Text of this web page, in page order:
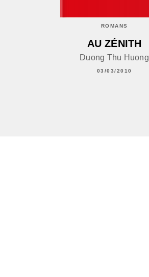
ROMANS
AU ZÉNITH
Duong Thu Huong
03/03/2010